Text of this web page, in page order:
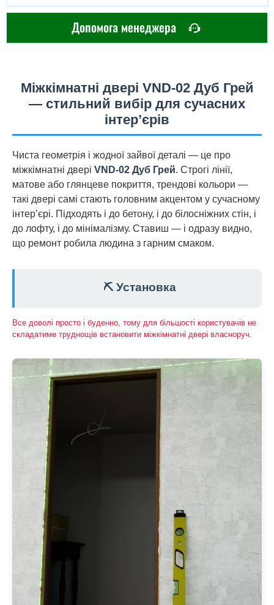
Допомога менеджера
Міжкімнатні двері VND-02 Дуб Грей
— стильний вибір для сучасних
інтер’єрів
Чиста геометрія і жодної зайвої деталі — це про
міжкімнатні двері VND-02 Дуб Грей. Строгі лінії,
матове або глянцеве покриття, трендові кольори —
такі двері самі стають головним акцентом у сучасному
інтер’єрі. Підходять і до бетону, і до білосніжних стін, і
до лофту, і до мінімалізму. Ставиш — і одразу видно,
що ремонт робила людина з гарним смаком.
⛏️ Установка
Все доволі просто і буденно, тому для більшості користувачів не
складатиме труднощів встановити міжкімнатні двері власноруч.